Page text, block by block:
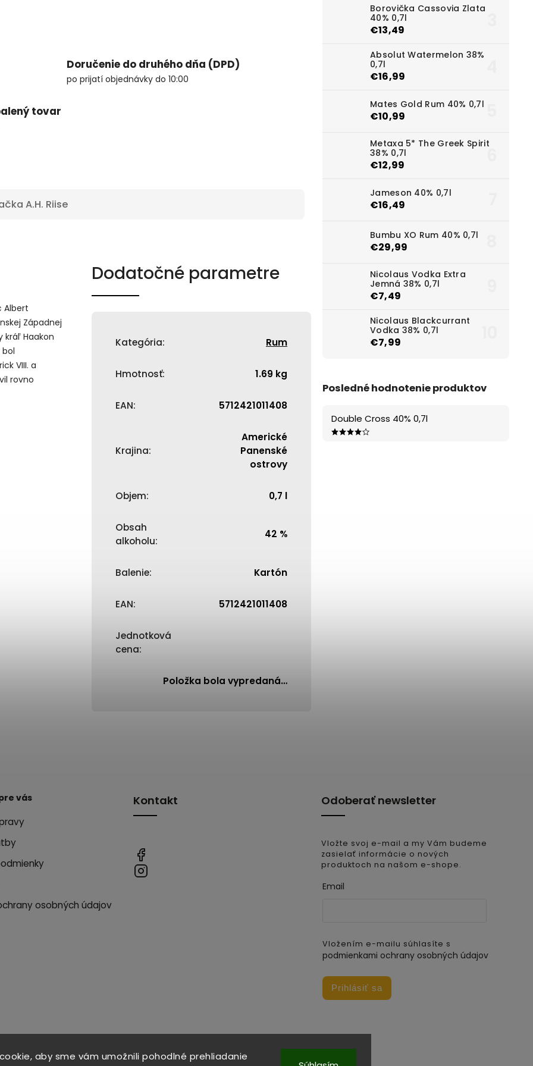
aby sme vám umožnili pohodlné prehliadanie
Borovička Cassovia Zlata
40% 0,7l
€13,49
Absolut Watermelon 38%
0,7l
€16,99
Mates Gold Rum 40% 0,7l
€10,99
Metaxa 5* The Greek Spirit
38% 0,7l
€12,99
Jameson 40% 0,7l
€16,49
Bumbu XO Rum 40% 0,7l
€29,99
Nicolaus Vodka Extra
Jemná 38% 0,7l
€7,49
Nicolaus Blackcurrant
Vodka 38% 0,7l
€7,99
Posledné hodnotenie produktov
Double Cross 40% 0,7l
Doručenie do druhého dňa (DPD)
po prijatí objednávky do 10:00
tovar
A.H. Riise
Albert
Západnej
kráľ Haakon
bol
VIII. a
rovno
Dodatočné parametre
Kategória: Rum
Hmotnosť: 1.69 kg
EAN: 5712421011408
Krajina:
Americké
Panenské
ostrovy
Objem: 0,7 l
Obsah
alkoholu:
42 %
Balenie: Kartón
EAN: 5712421011408
Jednotková
cena:
Položka bola vypredaná…
vás
osobných údajov
Kontakt Odoberať newsletter
Vložte svoj e-mail a my Vám budeme
zasielať informácie o nových
produktoch na našom e-shope.
Email
Vložením e-mailu súhlasíte s
podmienkami ochrany osobných údajov
Prihlásiť sa